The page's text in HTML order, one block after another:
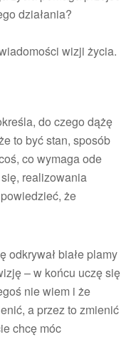
działania?
wizji życia.
do czego dążę
to być stan, sposób
co wymaga ode
realizowania
że
odkrywał białe plamy
– w końcu uczę się
nie wiem i że
a przez to zmienić
chcę móc